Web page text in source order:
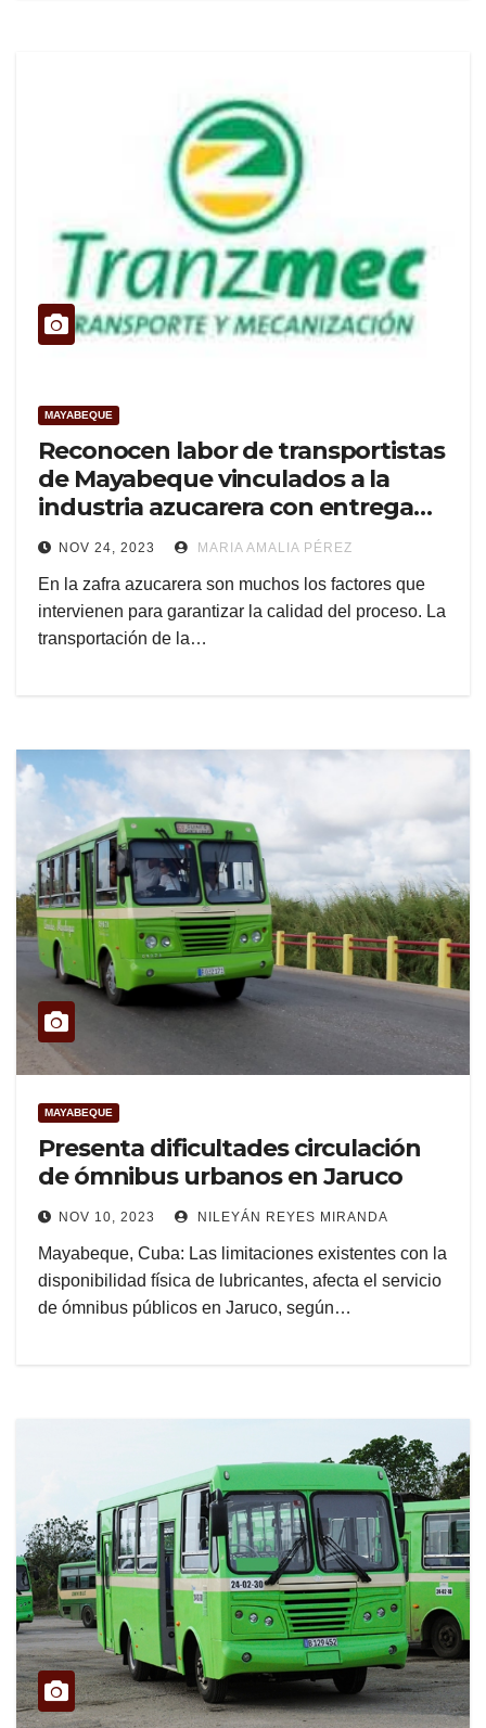
MAYABEQUE
Reconocen labor de transportistas
de Mayabeque vinculados a la
industria azucarera con entrega
de bandera Proeza Laboral
(+Audio)
NOV 24, 2023 MARIA AMALIA PÉREZ
En la zafra azucarera son muchos los factores que
intervienen para garantizar la calidad del proceso. La
transportación de la…
MAYABEQUE
Presenta dificultades circulación
de ómnibus urbanos en Jaruco
NOV 10, 2023 NILEYÁN REYES MIRANDA
Mayabeque, Cuba: Las limitaciones existentes con la
disponibilidad física de lubricantes, afecta el servicio
de ómnibus públicos en Jaruco, según…